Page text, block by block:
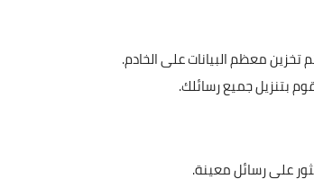
معظم البيانات على الخادم.
بتنزيل جميع رسائلك.
على رسائل معينة.